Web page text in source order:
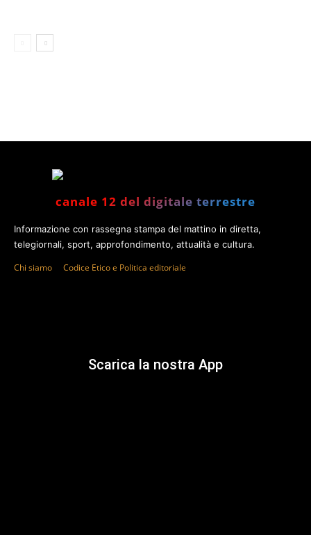
canale 12 del digitale terrestre
Informazione con rassegna stampa del mattino in diretta,
telegiornali, sport, approfondimento, attualità e cultura.
Chi siamo Codice Etico e Politica editoriale
Scarica la nostra App